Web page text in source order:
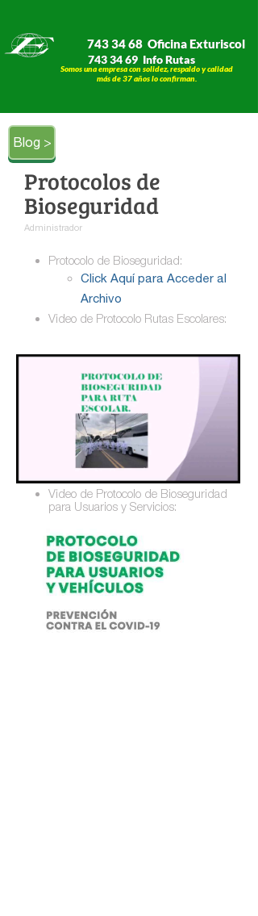
743 34 68 Oficina Exturiscol
Somos una empresa con solidez, respaldo y calidad
​​​​​​​más de 37 años lo confirman.
743 34 69 Info Rutas
Protocolos de
Bioseguridad
Administrador
Protocolo de Bioseguridad:
Click Aquí para Acceder al
Archivo
Video de Protocolo Rutas Escolares:
Video de Protocolo de Bioseguridad
para Usuarios y Servicios:
Blog >